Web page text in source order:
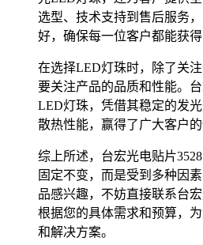
选型、技术支持到售后服务
好，确保每一位客户都能获得
在选择LED灯珠时，除了关
要关注产品的品质和性能。
LED灯珠，凭借其稳定的发
散热性能，赢得了广大客户的
综上所述，台宏光电贴片
固定不变，而是受到多种因
品感兴趣，不妨直接联系台
根据您的具体需求和预算，
和解决方案。